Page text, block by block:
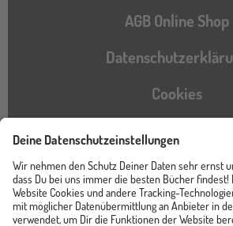
AGB Online Shop
Cookies
Instagram
TikTokPinterestYouTubeFacebook